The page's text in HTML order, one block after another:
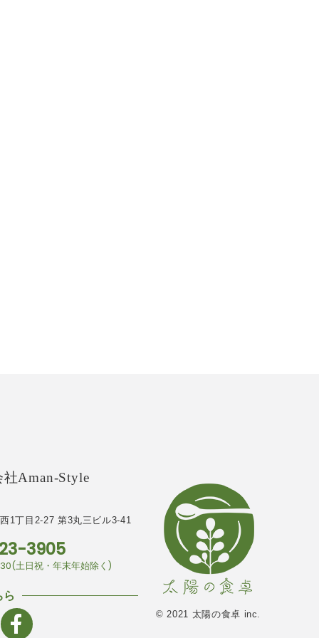
社Aman-Style
1丁目2-27 第3丸三ビル3-41
3905
土日祝・年末年始除く)
ら
© 2021 太陽の食卓 inc.